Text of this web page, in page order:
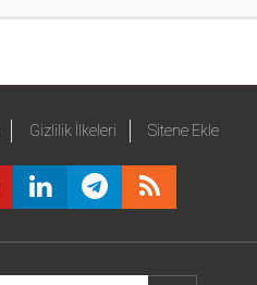
Gizlilik İlkeleri Sitene Ekle